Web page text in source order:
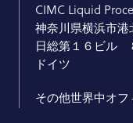
CIMC Liquid
神奈川県横浜市港
日総第１６ビル
ドイツ
その他世界中オ